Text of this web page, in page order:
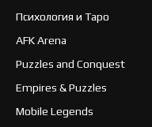
Психология и Таро
AFK Arena
Puzzles and Conquest
Empires & Puzzles
Mobile Legends